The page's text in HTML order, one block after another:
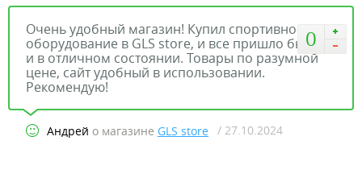
0
Очень удобный магазин! Купил спортивное
оборудование в GLS store, и все пришло быстро
и в отличном состоянии. Товары по разумной
цене, сайт удобный в использовании.
Рекомендую!
Андрей о магазине GLS store / 27.10.2024